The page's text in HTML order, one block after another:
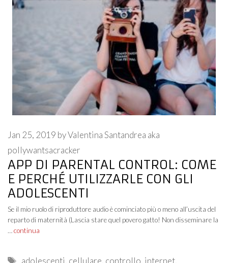
APP DI PARENTAL CONTROL: COME
E PERCHÉ UTILIZZARLE CON GLI
ADOLESCENTI
Jan 25, 2019 byValentina Santandrea aka
pollywantsacracker
Se il mio ruolo di riproduttore audio è cominciato più o meno all’uscita del
reparto di maternità (Lascia stare quel povero gatto! Non disseminare la
… continua
Tags
adolescenti, cellulare, controllo, internet,